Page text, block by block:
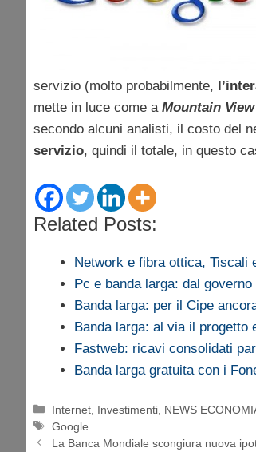
servizio (molto probabilmente,
mette in luce come a Mountain View
secondo alcuni analisti, il costo del
servizio, quindi il totale, in questo
Related Posts:
Network e fibra ottica, Tiscali
Pc e banda larga: dal
Banda larga: per il Cipe
Banda larga: al via il progetto
Fastweb: ricavi consolidati
Banda larga gratuita con i
Categorie
Internet Investimenti NEWS
Tag
Google
La Banca Mondiale scongiura nuova